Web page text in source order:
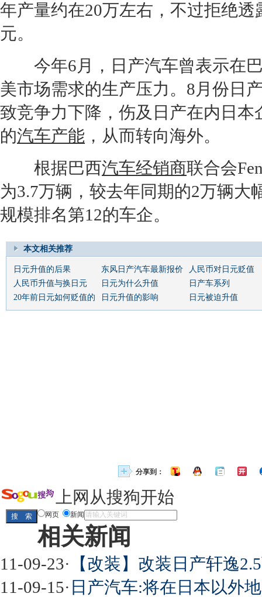
年产量约在20万左右，不过拒绝
元。
今年6月， 日产汽车曾表示在
美市场需求的生产压力。8月份 日
致竞争力下降，伤及 日产在内日本
的汽车产能 ，从而转向海外。
根据巴西汽车经销商联合会
为3.7万辆，较去年同期的2万辆
规模排名第12的车企。
本文相关推荐
日元升值的后果 东风日产汽车最新报价
人民币对日元贬值
人民币升值与换日元
日元为什么升值
日产车系列
20年前日元如何贬值的
日元升值的影响 日元被迫升值
分享到：
上网从搜狗开始
网页 新闻
相关新闻
11-09-23· 【改装】改装日产轩逸
11-09-15· 日产汽车:将在日本以外